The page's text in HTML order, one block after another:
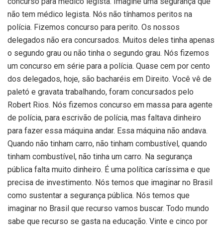
não tem médico legista. Nós não tínhamos peritos na
polícia. Fizemos concurso para perito. Os nossos
delegados não era concursados. Muitos deles tinha apenas
o segundo grau ou não tinha o segundo grau. Nós fizemos
um concurso em série para a polícia. Quase cem por cento
dos delegados, hoje, são bacharéis em Direito. Você vê de
paletó e gravata trabalhando, foram concursados pelo
Robert Rios. Nós fizemos concurso em massa para agente
de polícia, para escrivão de polícia, mas faltava dinheiro
para fazer essa máquina andar. Essa máquina não andava.
Quando não tinham carro, não tinham combustível, quando
tinham combustível, não tinha um carro. Na segurança
pública falta muito dinheiro. É uma política caríssima e que
precisa de investimento. Nós temos que imaginar no Brasil
como sustentar a segurança pública. Nós temos que
imaginar no Brasil que recurso vamos buscar. Todo mundo
sabe que recurso se gasta na educação. Vinte e cinco por